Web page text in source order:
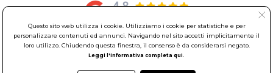
© Elettroservice Spa - Sede Legale: Via Leonardo da Vinci, 40 -
Questo sito web utilizza i cookie. Utilizziamo i cookie per statistiche e per
personalizzare contenuti ed annunci. Navigando nel sito accetti implicitamente il
loro utilizzo. Chiudendo questa finestra, il consenso è da considerarsi negato.
Leggi l'informativa completa qui.